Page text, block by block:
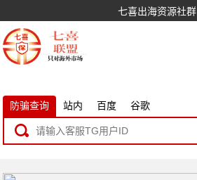
七喜出海资源社群
防骗查询 站内 百度 谷歌